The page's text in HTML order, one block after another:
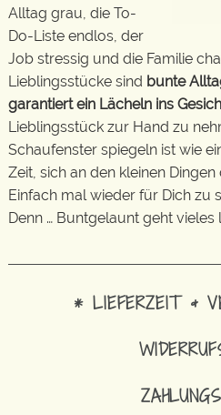
Alltag grau, die To-
Do-Liste endlos, der
Job stressig und die Familie
Lieblingsstücke sind bunte
garantiert ein Lächeln ins
Lieblingsstück zur Hand zu
Schaufenster spiegeln ist wie
Zeit, sich an den kleinen
Einfach mal wieder für Dich zu
Denn … Buntgelaunt geht vieles
* LIEFERZEIT &